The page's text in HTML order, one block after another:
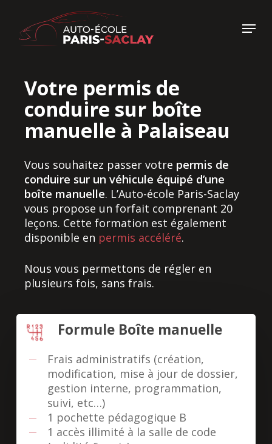
main
content
Menu
Votre permis de
conduire sur boîte
manuelle à Palaiseau
Vous souhaitez passer votre permis de
conduire sur un véhicule équipé d’une
boîte manuelle. L’Auto-école Paris-Saclay
vous propose un forfait comprenant 20
leçons. Cette formation est également
disponible en permis accéléré.
Nous vous permettons de régler en
plusieurs fois, sans frais.
Formule Boîte manuelle
Frais administratifs (création,
modification, mise à jour de dossier,
gestion interne, programmation,
suivi, etc…)
1 pochette pédagogique B
1 accès illimité à la salle de code
Close